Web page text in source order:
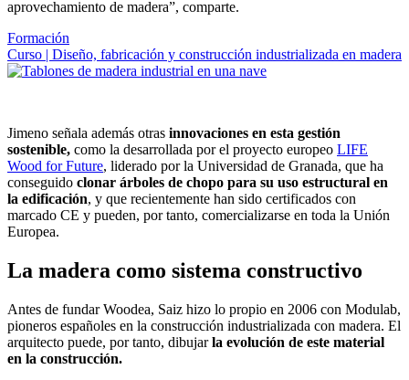
aprovechamiento de madera”, comparte.
Formación
Curso | Diseño, fabricación y construcción industrializada en madera
Jimeno señala además otras innovaciones en esta gestión
sostenible, como la desarrollada por el proyecto europeo LIFE
Wood for Future, liderado por la Universidad de Granada, que ha
conseguido clonar árboles de chopo para su uso estructural en
la edificación, y que recientemente han sido certificados con
marcado CE y pueden, por tanto, comercializarse en toda la Unión
Europea.
La madera como sistema constructivo
Antes de fundar Woodea, Saiz hizo lo propio en 2006 con Modulab,
pioneros españoles en la construcción industrializada con madera. El
arquitecto puede, por tanto, dibujarla evolución de este material
en la construcción.